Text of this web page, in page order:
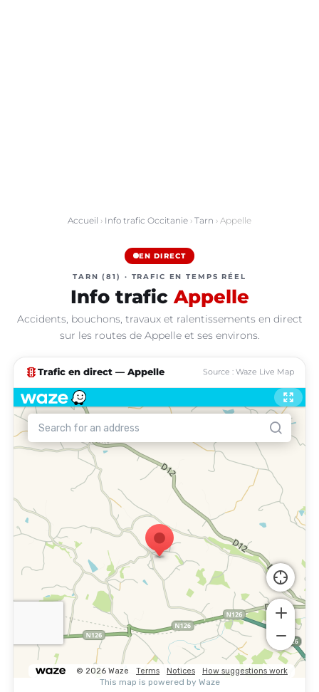
Accueil › Info trafic Occitanie › Tarn › Appelle
EN DIRECT
TARN (81) · TRAFIC EN TEMPS RÉEL
Info trafic Appelle
Accidents, bouchons, travaux et ralentissements en direct
sur les routes de Appelle et ses environs.
traffic Trafic en direct — Appelle Source : Waze Live Map